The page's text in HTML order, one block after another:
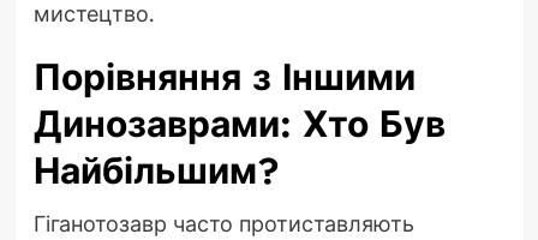
мистецтво.
Порівняння з Іншими
Динозаврами: Хто Був
Найбільшим?
Гіганотозавр часто протиставляють